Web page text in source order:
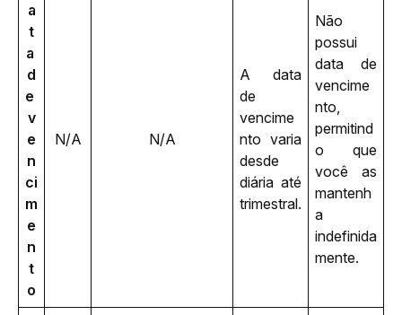
a
t
a
d
e
v
e
n
ci
m
e
n
t
o
N/A N/A
A data
de
vencime
nto varia
desde
diária até
trimestral.
Não
possui
data de
vencime
nto,
permitind
o que
você as
mantenh
a
indefinida
mente.